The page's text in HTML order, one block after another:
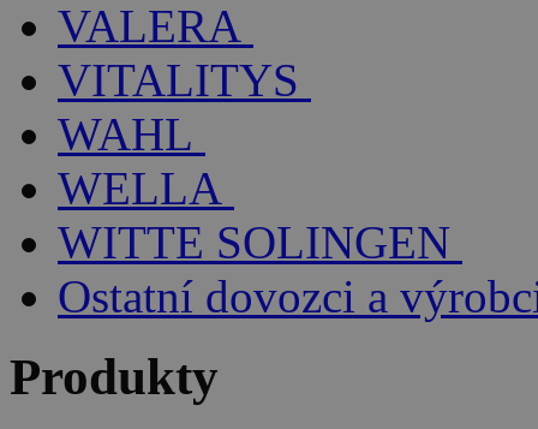
VALERA
VITALITYS
WAHL
WELLA
WITTE SOLINGEN
Ostatní dovozci a
Produkty